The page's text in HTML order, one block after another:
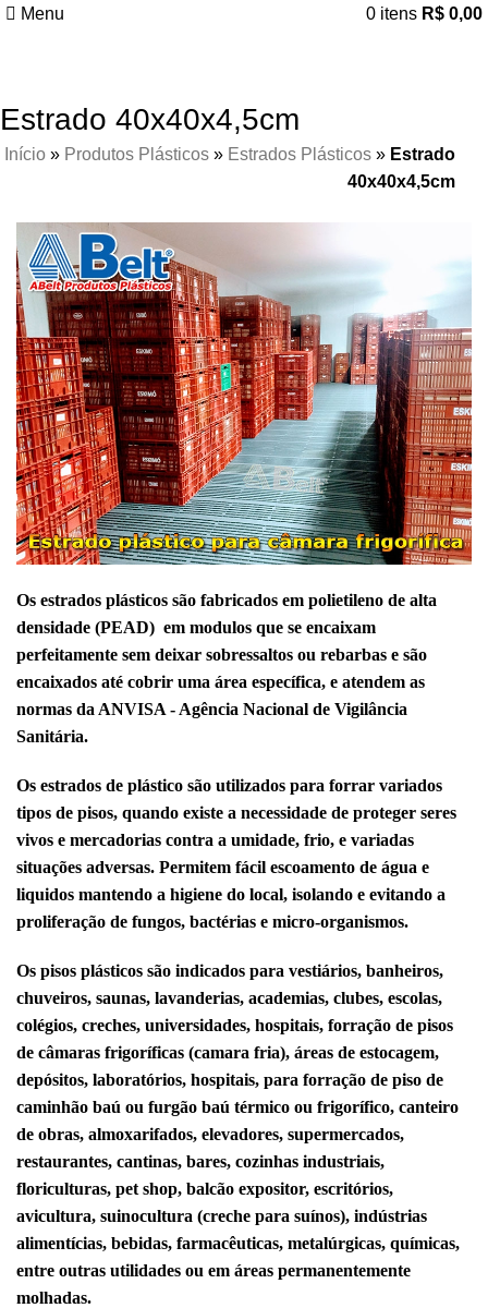
Menu 0 itens R$ 0,00
Estrado 40x40x4,5cm
Início » Produtos Plásticos » Estrados Plásticos » Estrado
40x40x4,5cm
Os estrados plásticos são fabricados em polietileno de alta
densidade (PEAD) em modulos que se encaixam
perfeitamente sem deixar sobressaltos ou rebarbas e são
encaixados até cobrir uma área específica, e atendem as
normas da ANVISA - Agência Nacional de Vigilância
Sanitária.
Os estrados de plástico são utilizados para forrar variados
tipos de pisos, quando existe a necessidade de proteger seres
vivos e mercadorias contra a umidade, frio, e variadas
situações adversas. Permitem fácil escoamento de água e
liquidos mantendo a higiene do local, isolando e evitando a
proliferação de fungos, bactérias e micro-organismos.
Os pisos plásticos são indicados para vestiários, banheiros,
chuveiros, saunas, lavanderias, academias, clubes, escolas,
colégios, creches, universidades, hospitais, forração de pisos
de câmaras frigoríficas (camara fria), áreas de estocagem,
depósitos, laboratórios, hospitais, para forração de piso de
caminhão baú ou furgão baú térmico ou frigorífico, canteiro
de obras, almoxarifados, elevadores, supermercados,
restaurantes, cantinas, bares, cozinhas industriais,
floriculturas, pet shop, balcão expositor, escritórios,
avicultura, suinocultura (creche para suínos), indústrias
alimentícias, bebidas, farmacêuticas, metalúrgicas, químicas,
entre outras utilidades ou em áreas permanentemente
molhadas.